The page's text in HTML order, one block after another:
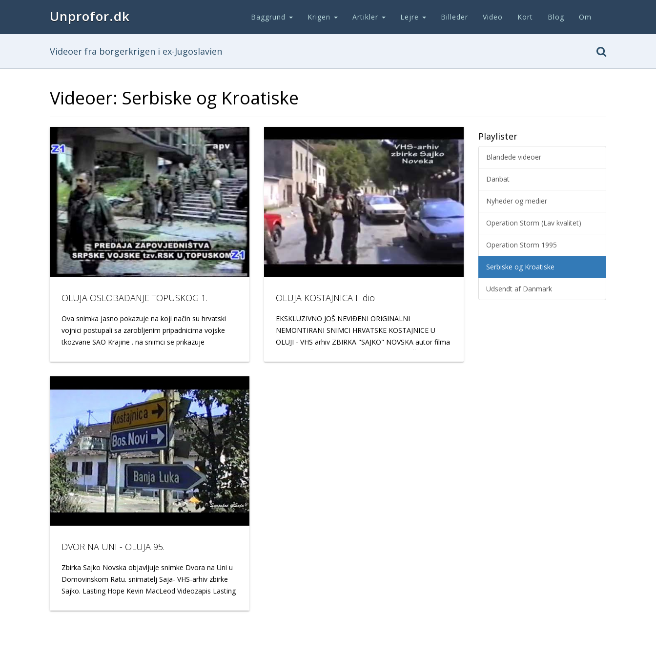
Unprofor.dk Baggrund Krigen Artikler Lejre Billeder Video Kort Blog Om
Videoer fra borgerkrigen i ex-Jugoslavien
Videoer: Serbiske og Kroatiske
OLUJA OSLOBAĐANJE TOPUSKOG 1.
ULAZAK 153 V.G BRIGADE
Ova snimka jasno pokazuje na koji način su hrvatski
vojnici postupali sa zarobljenim pripadnicima vojske
tkozvane SAO Krajine . na snimci se prikazuje
brigada hv zapovjedništva kao i samog zapovjednika
21 korpusa Čedomira Bulata. Jasno se vidi čovječno
postupanje sa svim pripadnicima poražene vojske kao i
briga o civilnom stanovništvu koje se u tom trenutku
nalazi na oslobođenom mjestu. Ova snimka je jedan u
nizu jasnih dokaza da hrvatska nikada nije imala
zapovjed raseljavanju izgonu pljački paležu
zastrašivanju građana srpske nacjonalnosti , ova
snimka je jasan dokazda teza o uduženoj zločinačkoj
organizaciji nikada nije postojala osim u glavama
zlobnika koji žele prikazati domovinski rat kao krvavim
hrvatskim pirom. Hvala svim pripadnicima 153
velikogoričke brigade na herojskom držanju u
OLUJA KOSTAJNICA II dio
EKSKLUZIVNO JOŠ NEVIĐENI ORIGINALNI
NEMONTIRANI SNIMCI HRVATSKE KOSTAJNICE U
OLUJI - VHS arhiv ZBIRKA "SAJKO" NOVSKA autor filma
sisačko moslavačke županije.
DVOR NA UNI - OLUJA 95.
Zbirka Sajko Novska objavljuje snimke Dvora na Uni u
Domovinskom Ratu. snimatelj Saja- VHS-arhiv zbirke
Sajko. Lasting Hope Kevin MacLeod Videozapis Lasting
licencom Creative Commons Attribution
Playlister
Blandede videoer
Danbat
Nyheder og medier
Operation Storm (Lav kvalitet)
Operation Storm 1995
Serbiske og Kroatiske
Udsendt af Danmark